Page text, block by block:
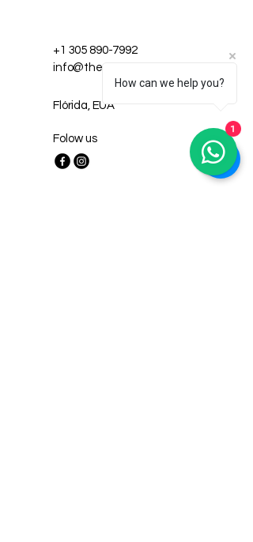
+1 305 890-7992
info@thewiseone1.com
Flórida, EUA
Folow us
How can we help you?
1